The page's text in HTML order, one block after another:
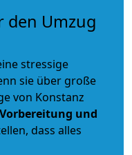
den Umzug
stressige
sie über große
von Konstanz
Vorbereitung und
dass alles